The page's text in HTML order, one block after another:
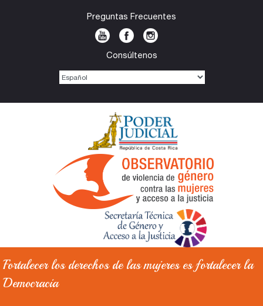
Preguntas Frecuentes
Consúltenos
Fortalecer los derechos de las mujeres es fortalecer la
Democracia